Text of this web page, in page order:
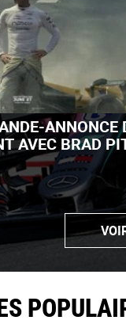
ANNONCE
AVEC BRAD